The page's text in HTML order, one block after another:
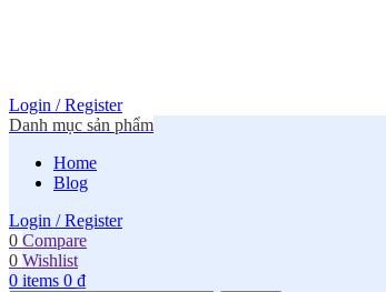
Login / Register
Danh mục sản phẩm
Home
Blog
Login / Register
0 Compare
0 Wishlist
0 items 0 ₫